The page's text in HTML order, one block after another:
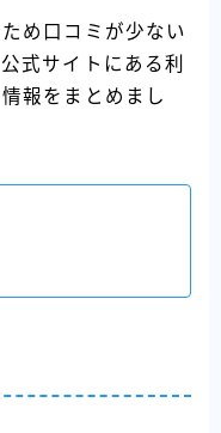
め口コミが少ない
式サイトにある利
報をまとめまし